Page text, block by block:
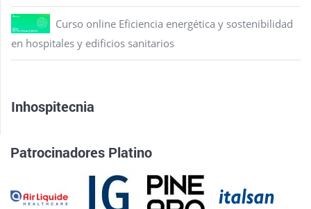
Curso online Eficiencia energética y sostenibilidad
en hospitales y edificios sanitarios
Inhospitecnia
Patrocinadores Platino